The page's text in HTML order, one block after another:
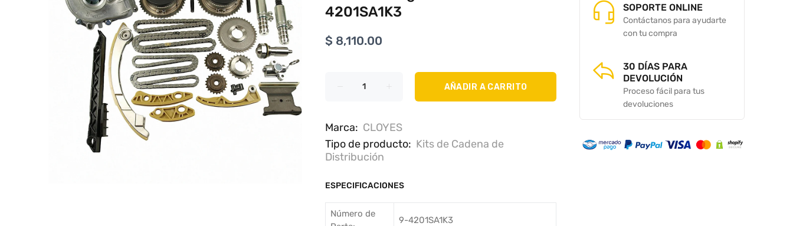
4201SA1K3
$ 8,110.00
AÑADIR A CARRITO
Marca: CLOYES
Tipo de producto: Kits de Cadena de
Distribución
ESPECIFICACIONES
Número de
9-4201SA1K3
SOPORTE ONLINE
Contáctanos para ayudarte
con tu compra
30 DÍAS PARA
DEVOLUCIÓN
Proceso fácil para tus
devoluciones